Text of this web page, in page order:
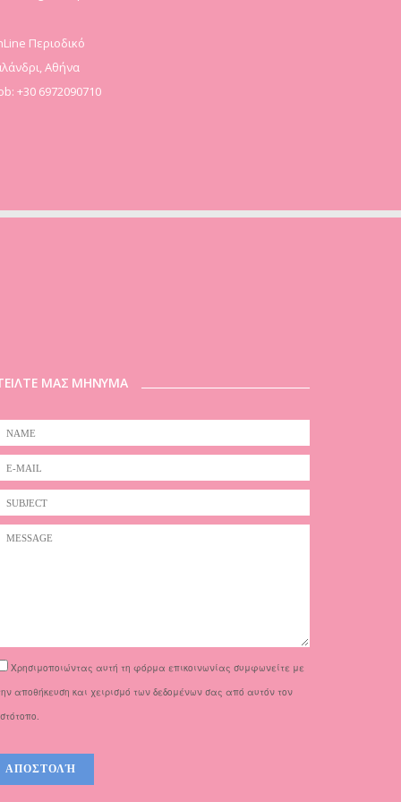
Περιοδικό
Αθήνα
+30 6972090710
ΜΑΣ ΜΗΝΥΜΑ
Χρησιμοποιώντας αυτή τη φόρμα επικοινωνίας συμφωνείτε με
αποθήκευση και χειρισμό των δεδομένων σας από αυτόν τον